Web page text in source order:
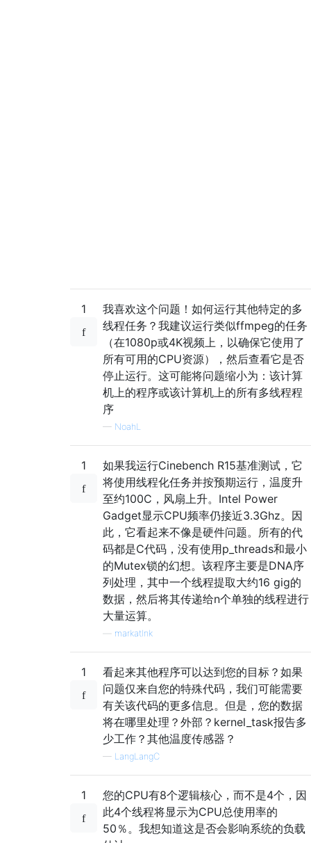
1
我喜欢这个问题！如何运行其他特定的多
线程任务？我建议运行类似ffmpeg的任务
（在1080p或4K视频上，以确保它使用了
所有可用的CPU资源），然后查看它是否
停止运行。这可能将问题缩小为：该计算
机上的程序或该计算机上的所有多线程程
序
— NoahL
1
如果我运行Cinebench R15基准测试，它
将使用线程化任务并按预期运行，温度升
至约100C，风扇上升。Intel Power
Gadget显示CPU频率仍接近3.3Ghz。因
此，它看起来不像是硬件问题。所有的代
码都是C代码，没有使用p_threads和最小
的Mutex锁的幻想。该程序主要是DNA序
列处理，其中一个线程提取大约16 gig的
数据，然后将其传递给n个单独的线程进行
大量运算。
markatlnk
1
看起来其他程序可以达到您的目标？如果
问题仅来自您的特殊代码，我们可能需要
有关该代码的更多信息。但是，您的数据
将在哪里处理？外部？kernel_task报告多
少工作？其他温度传感器？
— LаngLаngС
1
您的CPU有8个逻辑核心，而不是4个，因
此4个线程将显示为CPU总使用率的
50％。我想知道这是否会影响系统的负载